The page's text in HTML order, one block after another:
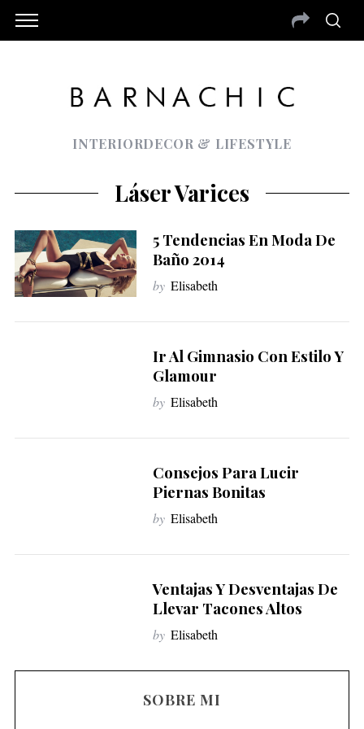
INTERIORDECOR & LIFESTYLE
Láser Varices
5 Tendencias En Moda De
Baño 2014
by Elisabeth
Ir Al Gimnasio Con Estilo Y
Glamour
by Elisabeth
Consejos Para Lucir
Piernas Bonitas
by Elisabeth
Ventajas Y Desventajas De
Llevar Tacones Altos
by Elisabeth
SOBRE MI